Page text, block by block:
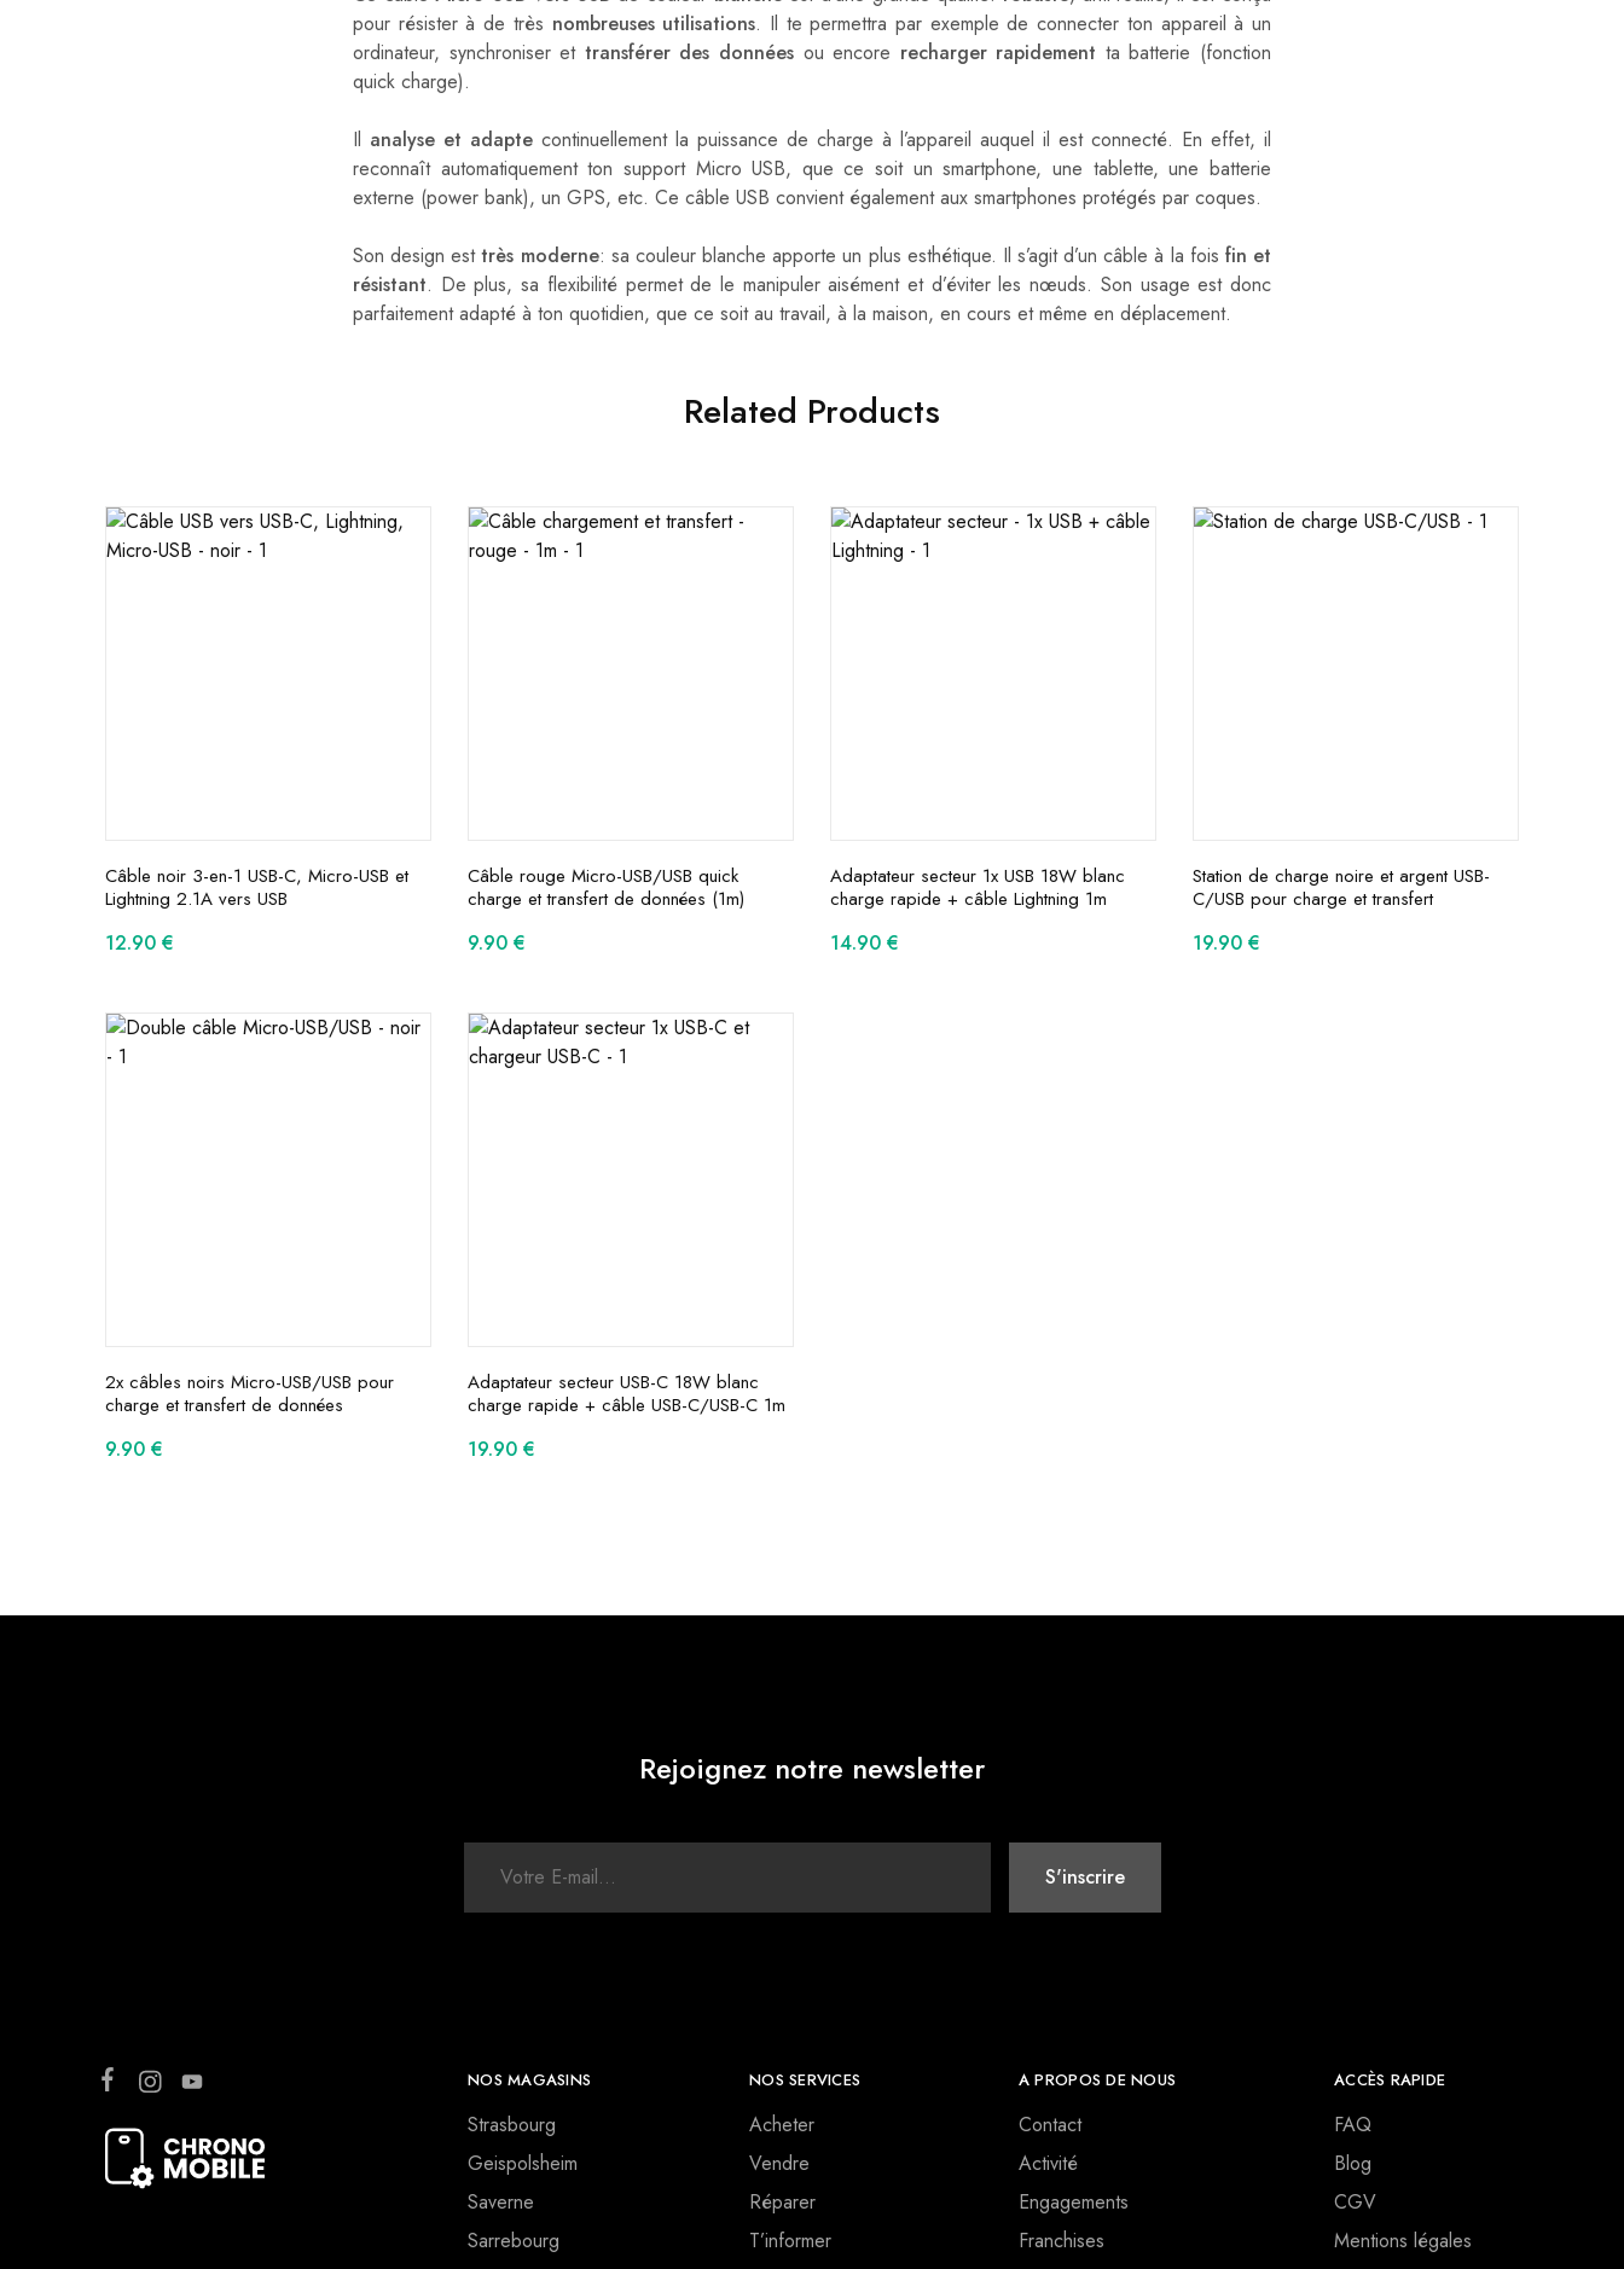
pour résister à de très nombreuses utilisations. Il te permettra par exemple de connecter ton appareil à un
ordinateur, synchroniser et transférer des donnéesou encore recharger rapidement ta batterie (fonction
quick charge).
Il analyse et adapte continuellement la puissance de charge à l’appareil auquel il est connecté. En effet, il
reconnaît automatiquement ton support Micro USB, que ce soit un smartphone, une tablette, une batterie
externe (power bank), un GPS, etc. Ce câble USB convient également aux smartphones protégés par coques.
Son design esttrès moderne: sa couleur blanche apporte un plus esthétique. Il s’agit d’un câble à la fois fin et
résistant. De plus, sa flexibilité permet de le manipuler aisément et d’éviter les nœuds. Son usage est donc
parfaitement adapté à ton quotidien, que ce soit au travail, à la maison, en cours et même en déplacement.
Related Products
Câble noir 3-en-1 USB-C, Micro-USB et
Lightning 2.1A vers USB
12.90 €
Câble rouge Micro-USB/USB quick
charge et transfert de données (1m)
9.90 €
Adaptateur secteur 1x USB 18W blanc
charge rapide + câble Lightning 1m
14.90 €
Station de charge noire et argent USB-
C/USB pour charge et transfert
19.90 €
2x câbles noirs Micro-USB/USB pour
charge et transfert de données
9.90 €
Adaptateur secteur USB-C 18W blanc
charge rapide + câble USB-C/USB-C 1m
19.90 €
Rejoignez notre newsletter
NOS MAGASINS
Strasbourg
Geispolsheim
Saverne
Sarrebourg
NOS SERVICES
Acheter
Vendre
Réparer
T’informer
A PROPOS DE NOUS
Contact
Activité
Engagements
Franchises
ACCÈS RAPIDE
FAQ
Blog
CGV
Mentions légales